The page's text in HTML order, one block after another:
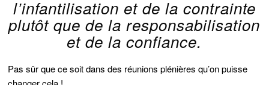
l’infantilisation et de la contrainte
plutôt que de la responsabilisation
et de la confiance.
Pas sûr que ce soit dans des réunions plénières qu’on puisse